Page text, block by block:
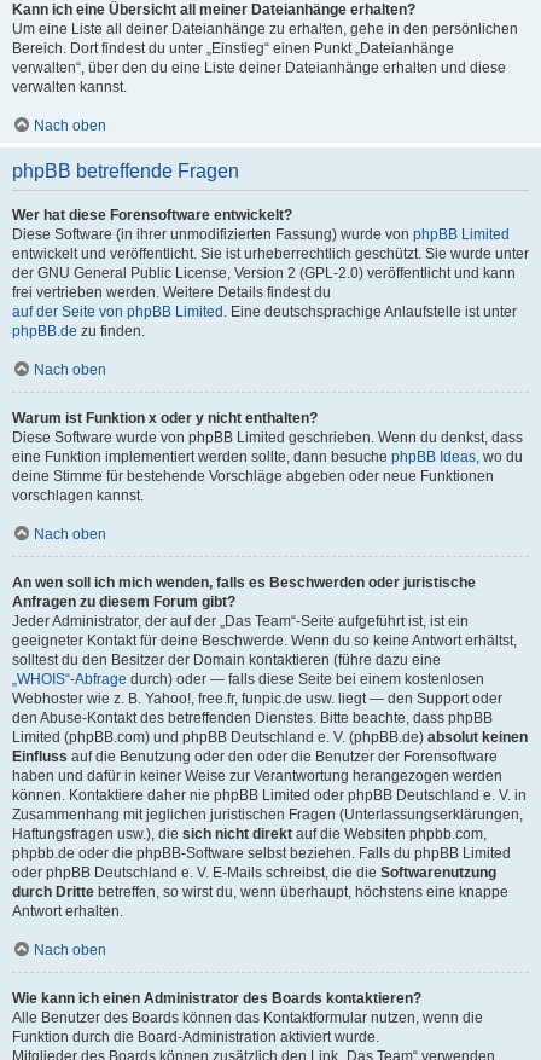
Kann ich eine Übersicht all meiner Dateianhänge erhalten?
Um eine Liste all deiner Dateianhänge zu erhalten, gehe in den persönlichen
Bereich. Dort findest du unter „Einstieg“ einen Punkt „Dateianhänge
verwalten“, über den du eine Liste deiner Dateianhänge erhalten und diese
verwalten kannst.
Nach oben
phpBB betreffende Fragen
Wer hat diese Forensoftware entwickelt?
Diese Software (in ihrer unmodifizierten Fassung) wurde von phpBB Limited
entwickelt und veröffentlicht. Sie ist urheberrechtlich geschützt. Sie wurde unter
der GNU General Public License, Version 2 (GPL-2.0) veröffentlicht und kann
frei vertrieben werden. Weitere Details findest du
auf der Seite von phpBB Limited . Eine deutschsprachige Anlaufstelle ist unter
phpBB.de zu finden.
Nach oben
Warum ist Funktion x oder y nicht enthalten?
Diese Software wurde von phpBB Limited geschrieben. Wenn du denkst, dass
eine Funktion implementiert werden sollte, dann besuche phpBB Ideas, wo du
deine Stimme für bestehende Vorschläge abgeben oder neue Funktionen
vorschlagen kannst.
Nach oben
An wen soll ich mich wenden, falls es Beschwerden oder juristische
Anfragen zu diesem Forum gibt?
Jeder Administrator, der auf der „Das Team“-Seite aufgeführt ist, ist ein
geeigneter Kontakt für deine Beschwerde. Wenn du so keine Antwort erhältst,
solltest du den Besitzer der Domain kontaktieren (führe dazu eine
„WHOIS“-Abfrage durch) oder — falls diese Seite bei einem kostenlosen
Webhoster wie z. B. Yahoo!, free.fr, funpic.de usw. liegt — den Support oder
den Abuse-Kontakt des betreffenden Dienstes. Bitte beachte, dass phpBB
Limited (phpBB.com) und phpBB Deutschland e. V. (phpBB.de) absolut keinen
Einfluss auf die Benutzung oder den oder die Benutzer der Forensoftware
haben und dafür in keiner Weise zur Verantwortung herangezogen werden
können. Kontaktiere daher nie phpBB Limited oder phpBB Deutschland e. V. in
Zusammenhang mit jeglichen juristischen Fragen (Unterlassungserklärungen,
Haftungsfragen usw.), die sich nicht direkt auf die Websiten phpbb.com,
phpbb.de oder die phpBB-Software selbst beziehen. Falls du phpBB Limited
oder phpBB Deutschland e. V. E-Mails schreibst, die die Softwarenutzung
durch Dritte betreffen, so wirst du, wenn überhaupt, höchstens eine knappe
Antwort erhalten.
Nach oben
Wie kann ich einen Administrator des Boards kontaktieren?
Alle Benutzer des Boards können das Kontaktformular nutzen, wenn die
Funktion durch die Board-Administration aktiviert wurde.
Mitglieder des Boards können zusätzlich den Link „Das Team“ verwenden.